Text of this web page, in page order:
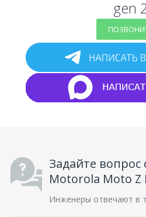
gen
Задайте вопрос
Motorola Moto Z
Инженеры отвечают в